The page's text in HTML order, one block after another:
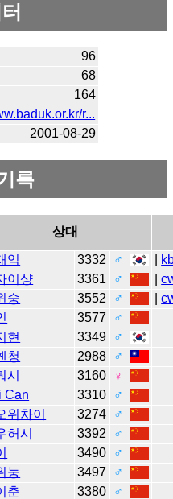
96
68
164
r...
2001-08-29
록
상대
익 3332 ♂
이샹 3361 ♂ |
숭 3552 ♂ |
3577
♂
현 3349
♂
청 2988
♂
시 3160
♀
Can 3310
♂
위차이 3274
♂
허시 3392
♂
3490
♂
눙 3497
♂
춘 3380
♂